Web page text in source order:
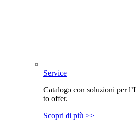
Service
Catalogo con soluzioni per
to offer.
Scopri di più >>